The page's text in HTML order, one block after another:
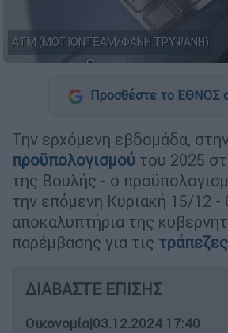
ΑΤΜ (ΜΟΤΙΟΝΤΕΑΜ/ΦΑΝΗ ΤΡΥΨΑΝΗ)
Προσθέστε το ΕΘΝΟΣ
Την ερχόμενη εβδομάδα,
προϋπολογισμού του 2025
της Βουλής - ο
την επόμενη Κυριακή 15/12 -
αποκαλυπτήρια της
παρέμβασης για τις τράπεζες
ΔΙΑΒΑΣΤΕ ΕΠΙΣΗΣ
Οικονομία|03.12.2024 17:40